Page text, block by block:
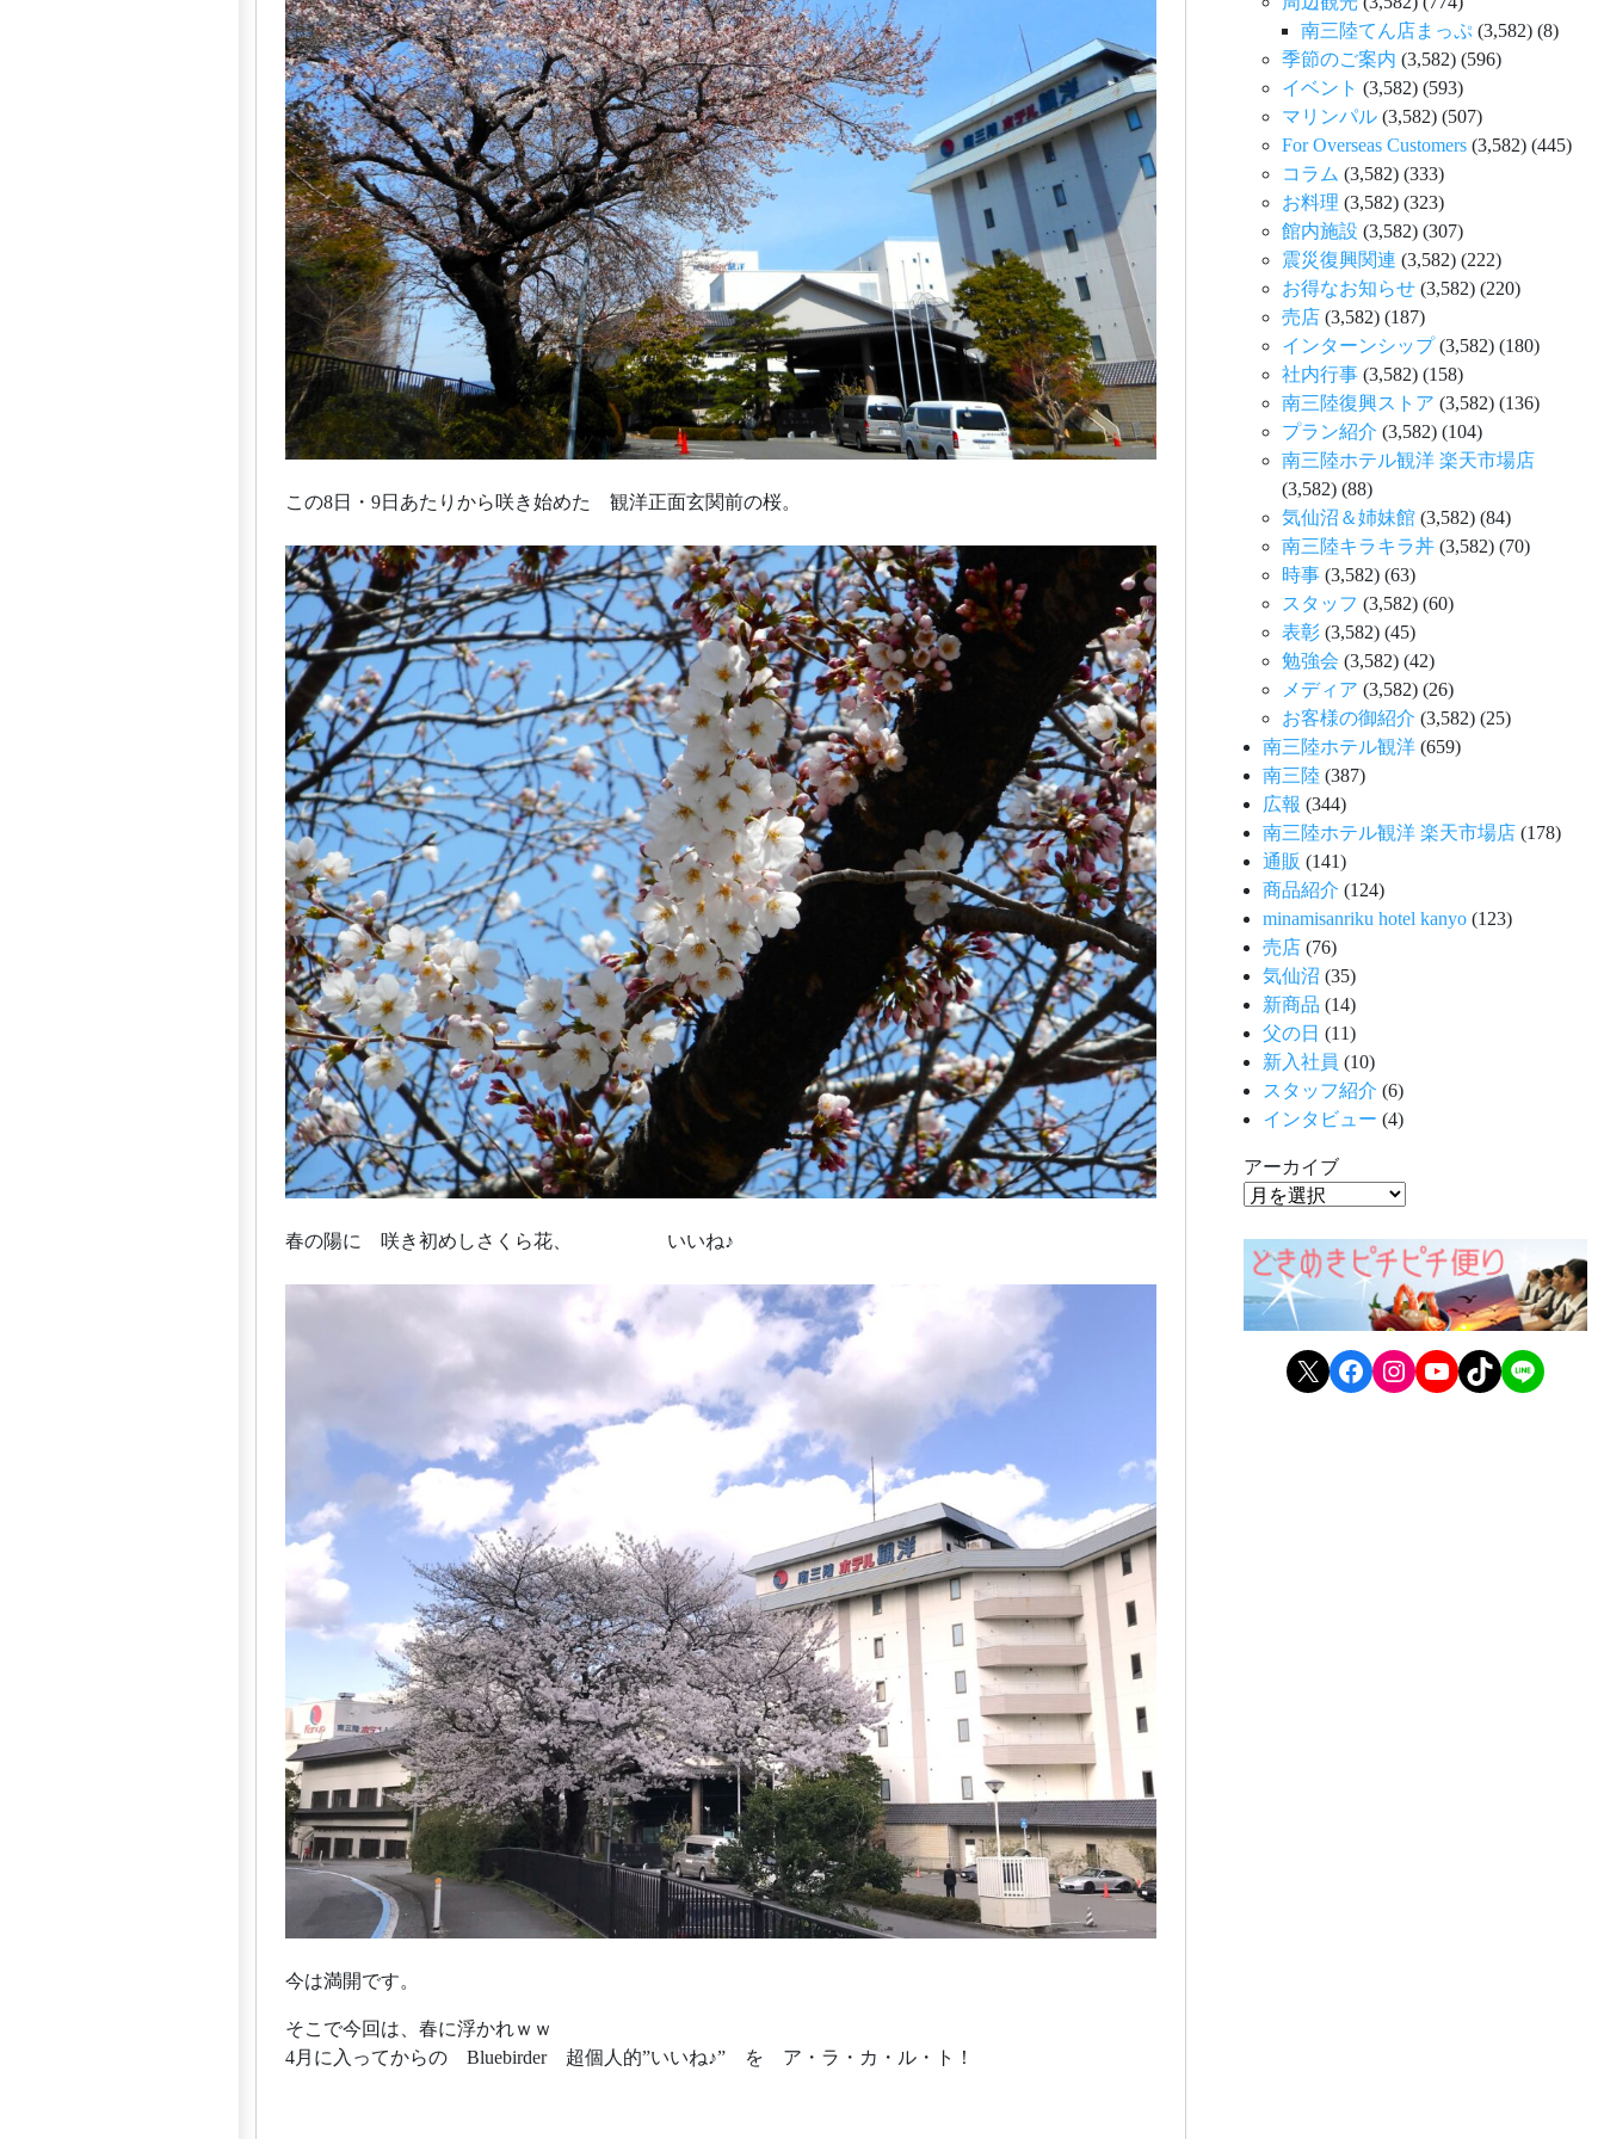
この8日・9日あたりから咲き始めた 観洋正面玄関前の桜。
春の陽に 咲き初めしさくら花、 いいね♪
今は満開です。
そこで今回は、春に浮かれｗｗ
4月に入ってからの Bluebirder 超個人的”いいね♪” を ア・ラ・カ・ル・ト！
南三陸てん店まっぷ (3,582) (8)
季節のご案内 (3,582) (596)
イベント (3,582) (593)
マリンパル (3,582) (507)
For Overseas Customers (3,582) (445)
コラム (3,582) (333)
お料理 (3,582) (323)
館内施設 (3,582) (307)
震災復興関連 (3,582) (222)
お得なお知らせ (3,582) (220)
売店 (3,582) (187)
インターンシップ(3,582) (180)
社内行事 (3,582) (158)
南三陸復興ストア (3,582) (136)
プラン紹介 (3,582) (104)
南三陸ホテル観洋 楽天市場店
(3,582) (88)
気仙沼＆姉妹館 (3,582) (84)
南三陸キラキラ丼 (3,582) (70)
時事 (3,582) (63)
スタッフ (3,582) (60)
表彰 (3,582) (45)
勉強会 (3,582) (42)
メディア (3,582) (26)
お客様の御紹介 (3,582) (25)
南三陸ホテル観洋 (659)
南三陸 (387)
広報 (344)
南三陸ホテル観洋 楽天市場店 (178)
通販 (141)
商品紹介 (124)
minamisanriku hotel kanyo (123)
売店 (76)
気仙沼 (35)
新商品 (14)
父の日 (11)
新入社員 (10)
スタッフ紹介 (6)
インタビュー (4)
アーカイブ
X Facebook Instagram YouTube TikTok LINE